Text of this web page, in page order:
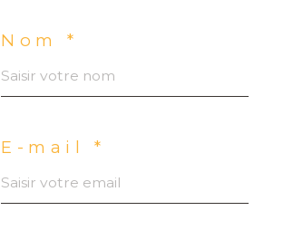
Nom *
E-mail *